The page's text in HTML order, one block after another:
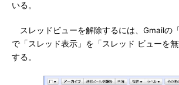
いる。
スレッドビューを解除するには、Gmailの
で「スレッド表示」を「スレッド ビューを
する。